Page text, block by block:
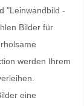
"Leinwandbild -
Bilder für
werden Ihrem
eine